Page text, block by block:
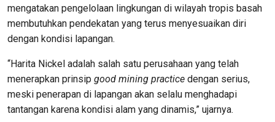
mengatakan pengelolaan lingkungan di wilayah tropis basah
membutuhkan pendekatan yang terus menyesuaikan diri
dengan kondisi lapangan.
“Harita Nickel adalah salah satu perusahaan yang telah
menerapkan prinsip good mining practice dengan serius,
meski penerapan di lapangan akan selalu menghadapi
tantangan karena kondisi alam yang dinamis,” ujarnya.